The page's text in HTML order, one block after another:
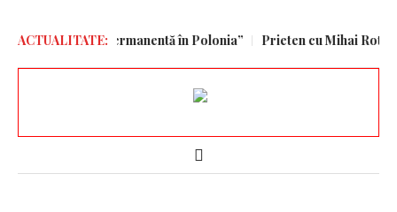
ACTUALITATE:
americană permanentă în Polonia” Prieten cu Mihai Rotaru,